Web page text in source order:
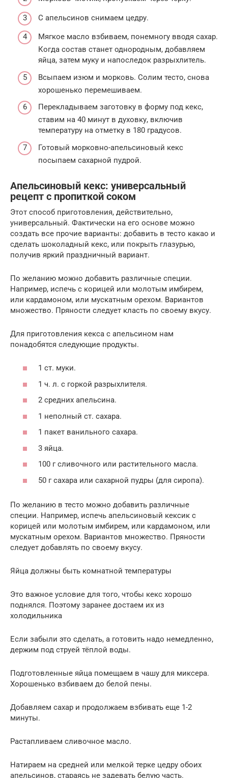
С апельсинов снимаем цедру.
Мягкое масло взбиваем, понемногу вводя сахар.
Когда состав станет однородным, добавляем
яйца, затем муку и напоследок разрыхлитель.
Всыпаем изюм и морковь. Солим тесто, снова
хорошенько перемешиваем.
Перекладываем заготовку в форму под кекс,
ставим на 40 минут в духовку, включив
температуру на отметку в 180 градусов.
Готовый морковно-апельсиновый кекс
посыпаем сахарной пудрой.
Апельсиновый кекс: универсальный
рецепт с пропиткой соком
Этот способ приготовления, действительно,
универсальный. Фактически на его основе можно
создать все прочие варианты: добавить в тесто какао и
сделать шоколадный кекс, или покрыть глазурью,
получив яркий праздничный вариант.
По желанию можно добавить различные специи.
Например, испечь с корицей или молотым имбирем,
или кардамоном, или мускатным орехом. Вариантов
множество. Пряности следует класть по своему вкусу.
Для приготовления кекса с апельсином нам
понадобятся следующие продукты.
1 ст. муки.
1 ч. л. с горкой разрыхлителя.
2 средних апельсина.
1 неполный ст. сахара.
1 пакет ванильного сахара.
3 яйца.
100 г сливочного или растительного масла.
50 г сахара или сахарной пудры (для сиропа).
По желанию в тесто можно добавить различные
специи. Например, испечь апельсиновый кексик с
корицей или молотым имбирем, или кардамоном, или
мускатным орехом. Вариантов множество. Пряности
следует добавлять по своему вкусу.
Яйца должны быть комнатной температуры
Это важное условие для того, чтобы кекс хорошо
поднялся. Поэтому заранее достаем их из
холодильника
Если забыли это сделать, а готовить надо немедленно,
держим под струей тёплой воды.
Подготовленные яйца помещаем в чашу для миксера.
Хорошенько взбиваем до белой пены.
Добавляем сахар и продолжаем взбивать еще 1-2
минуты.
Растапливаем сливочное масло.
Натираем на средней или мелкой терке цедру обоих
апельсинов, стараясь не задевать белую часть.